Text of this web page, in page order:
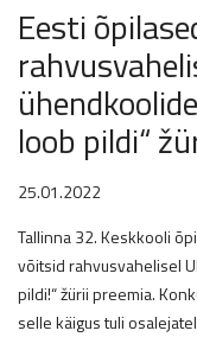
Eesti
loob pildi“
25.01.2022
Tallinna 32. Keskkooli
võitsid rahvusvahelisel
pildi!“ žürii preemia.
selle käigus tuli